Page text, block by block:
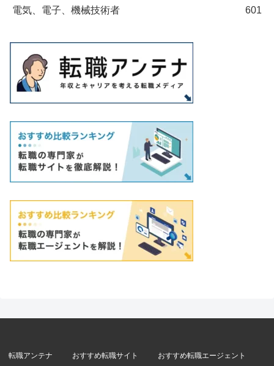
電気、電子、機械技術者 601
転職アンテナ おすすめ転職サイト おすすめ転職エージェント